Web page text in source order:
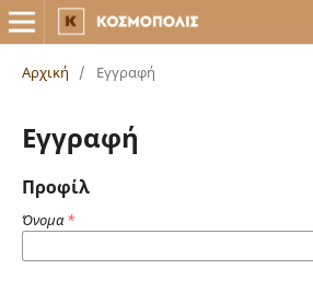
Αρχική / Εγγραφή
Εγγραφή
Προφίλ
Όνομα*